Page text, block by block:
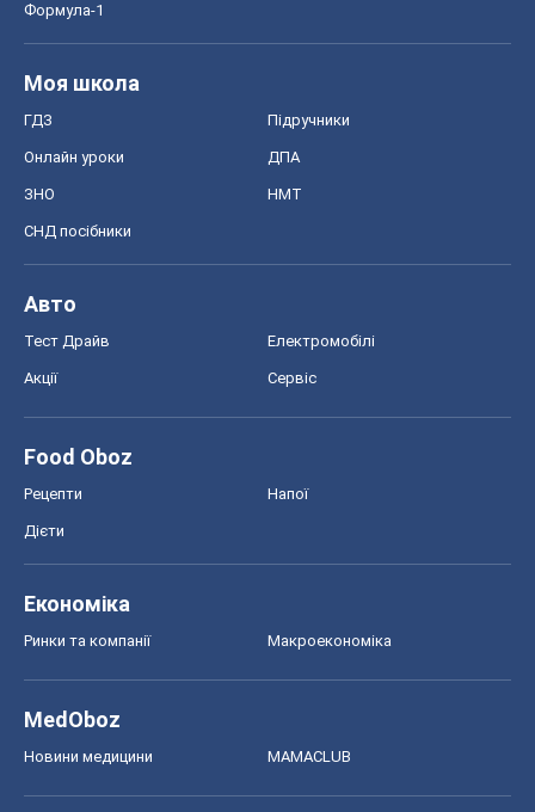
Формула-1
Моя школа
ГДЗ Підручники
Онлайн уроки ДПА
ЗНО НМТ
СНД посібники
Авто
Тест Драйв Електромобілі
Акції Сервіс
Food Oboz
Рецепти Напої
Дієти
Економіка
Ринки та компанії Макроекономіка
MedOboz
Новини медицини MAMACLUB